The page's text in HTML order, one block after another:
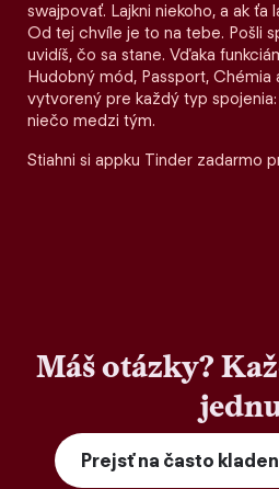
swajpovať. Lajkni niekoho, a ak ťa
Od tej chvíle je to na tebe. Pošli
uvidíš, čo sa stane. Vďaka
Hudobný mód, Passport, Chémia
vytvorený pre každý typ
niečo medzi tým.
Stiahni si appku Tinder zadarmo
Máš otázky?
Prejsť na často